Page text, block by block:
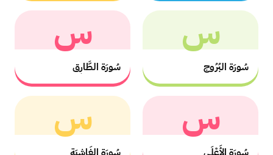
س
سُورَة البُرُوج
س
سُورَة الطَّارِق
س
سُورَة الأَعْلَى
س
سُورَة الغَاشِيَة